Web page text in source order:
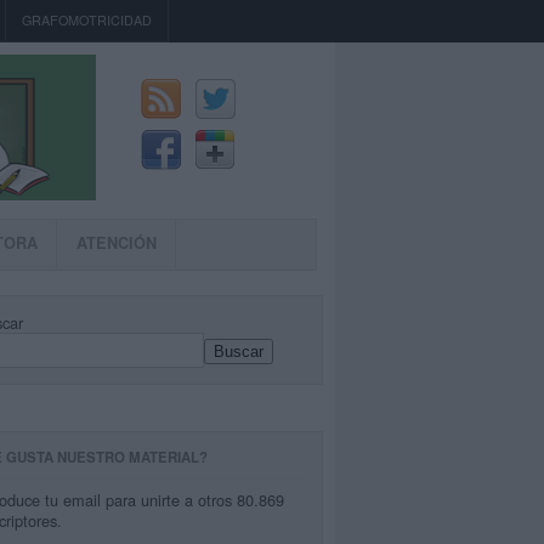
GRAFOMOTRICIDAD
ATENCIÓN
Buscar
GUSTA NUESTRO MATERIAL?
tu email para unirte a otros 80.869